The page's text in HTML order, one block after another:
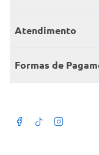
Encontre um Clube
Seja sócio
Member’s Mark
Atendimento
Fale conosco
Atendimento em
Formas de